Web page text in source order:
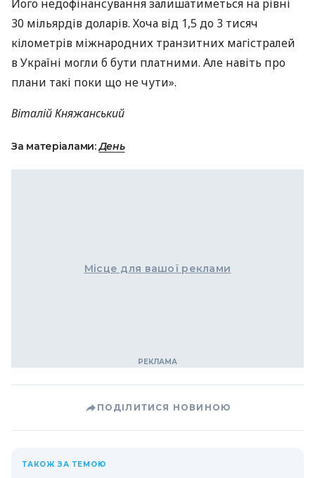
Його недофінансування залишатиметься на рівні
30 мільярдів доларів. Хоча від 1,5 до 3 тисяч
кілометрів міжнародних транзитних магістралей
в Україні могли б бути платними. Але навіть про
плани такі поки що не чути».
Віталій Княжанський
За матеріалами:День
Місце для вашої реклами
ПОДІЛИТИСЯ НОВИНОЮ
ТАКОЖ ЗА ТЕМОЮ